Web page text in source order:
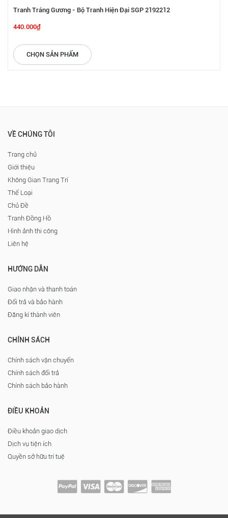
Tranh Tráng Gương - Bộ Tranh Hiện Đại SGP 2192212
440.000₫
CHỌN SẢN PHẨM
VỀ CHÚNG TÔI
Trang chủ
Giới thiệu
Không Gian Trang Trí
Thể Loại
Chủ Đề
Tranh Đồng Hồ
Hình ảnh thi công
Liên hệ
HƯỚNG DẪN
Giao nhận và thanh toán
Đổi trả và bảo hành
Đăng kí thành viên
CHÍNH SÁCH
Chính sách vận chuyển
Chính sách đổi trả
Chính sách bảo hành
ĐIỀU KHOẢN
Điều khoản giao dịch
Dịch vụ tiện ích
Quyền sở hữu trí tuệ